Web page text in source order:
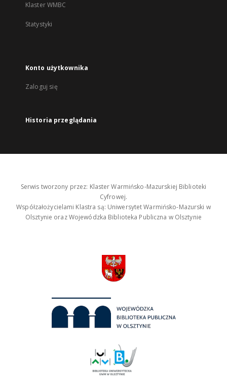
Klaster WMBC
Statystyki
Konto użytkownika
Zaloguj się
Historia przeglądania
Serwis tworzony przez: Klaster Warmińsko-Mazurskiej Biblioteki
Cyfrowej.
Współzałożycielami Klastra są: Uniwersytet Warmińsko-Mazurski w
Olsztynie oraz Wojewódzka Biblioteka Publiczna w Olsztynie